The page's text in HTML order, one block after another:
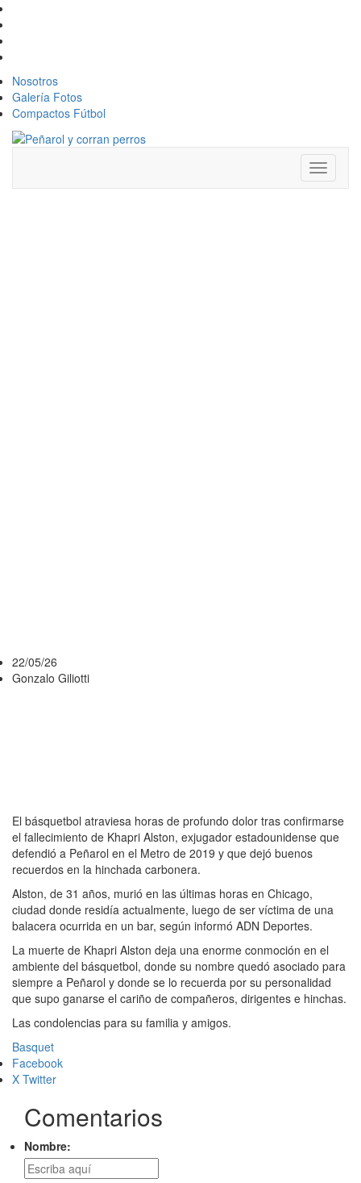
Nosotros
Galería Fotos
Compactos Fútbol
Toggle
22/05/26
Gonzalo Giliotti
El básquetbol atraviesa horas de profundo dolor tras confirmarse
el fallecimiento de Khapri Alston, exjugador estadounidense que
defendió a Peñarol en el Metro de 2019 y que dejó buenos
recuerdos en la hinchada carbonera.
Alston, de 31 años, murió en las últimas horas en Chicago,
ciudad donde residía actualmente, luego de ser víctima de una
balacera ocurrida en un bar, según informó ADN Deportes.
La muerte de Khapri Alston deja una enorme conmoción en el
ambiente del básquetbol, donde su nombre quedó asociado para
siempre a Peñarol y donde se lo recuerda por su personalidad
que supo ganarse el cariño de compañeros, dirigentes e hinchas.
Las condolencias para su familia y amigos.
Basquet
Facebook
X Twitter
Comentarios
Nombre: